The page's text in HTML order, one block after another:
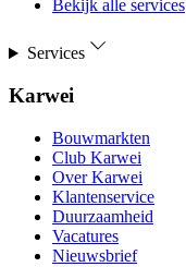
Bekijk alle services
Services
Karwei
Bouwmarkten
Club Karwei
Over Karwei
Klantenservice
Duurzaamheid
Vacatures
Nieuwsbrief